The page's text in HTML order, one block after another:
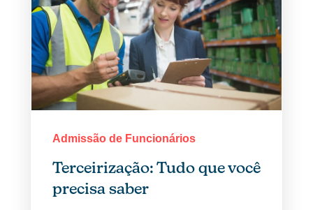
Admissão de Funcionários
Terceirização: Tudo que você
precisa saber